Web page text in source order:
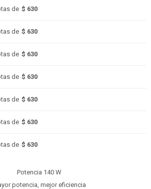
de $ 630
de $ 630
de $ 630
de $ 630
de $ 630
de $ 630
de $ 630
Potencia 140 W
potencia, mejor eficiencia